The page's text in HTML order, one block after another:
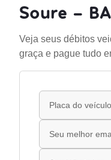
Soure -
Veja seus débitos
graça e pague tudo